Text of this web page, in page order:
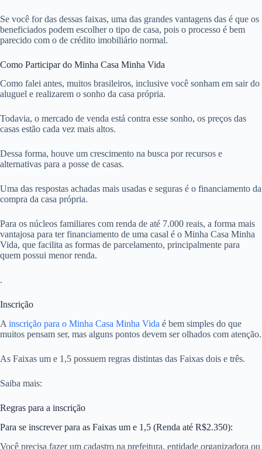
Se você for das dessas faixas, uma das grandes vantagens das é que os
beneficiados podem escolher o tipo de casa, pois o processo é bem
parecido com o de crédito imobiliário normal.
Como Participar do Minha Casa Minha Vida
Como falei antes, muitos brasileiros, inclusive você sonham em sair do
aluguel e realizarem o sonho da casa própria.
Todavia, o mercado de venda está contra esse sonho, os preços das
casas estão cada vez mais altos.
Dessa forma, houve um crescimento na busca por recursos e
alternativas para a posse de casas.
Uma das respostas achadas mais usadas e seguras é o financiamento da
compra da casa própria.
Para os núcleos familiares com renda de até 7.000 reais, a forma mais
vantajosa para ter financiamento de uma casal é o Minha Casa Minha
Vida, que facilita as formas de parcelamento, principalmente para
quem possui menor renda.
.
Inscrição
A inscrição para o Minha Casa Minha Vida é bem simples do que
muitos pensam ser, mas alguns pontos devem ser olhados com atenção.
As Faixas um e 1,5 possuem regras distintas das Faixas dois e três.
Saiba mais:
Regras para a inscrição
Para se inscrever para as Faixas um e 1,5 (Renda até R$2.350):
Você precisa fazer um cadastro na prefeitura, entidade organizadora ou